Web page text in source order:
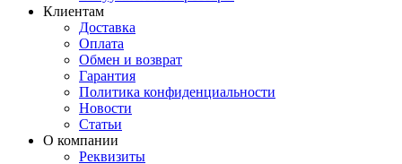
Клиентам
Доставка
Оплата
Обмен и возврат
Гарантия
Политика конфиденциальности
Новости
Статьи
О компании
Реквизиты